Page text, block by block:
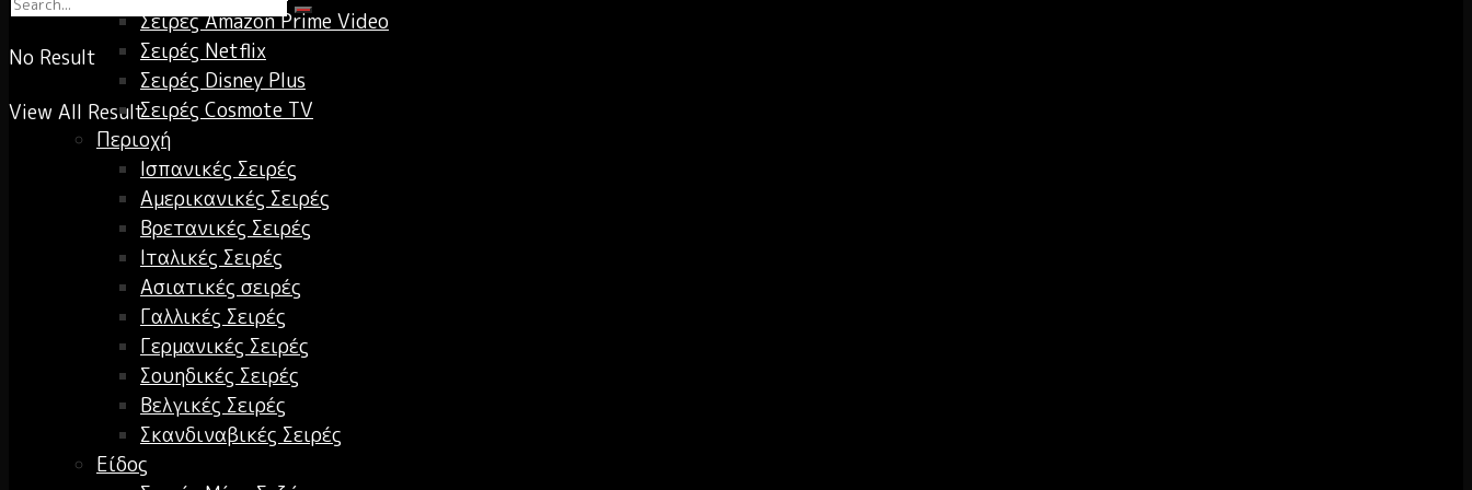
No Result
View All Result
Σειρές Amazon Prime Video
Σειρές Netflix
Σειρές Disney Plus
Σειρές Cosmote TV
Περιοχή
Ισπανικές Σειρές
Αμερικανικές Σειρές
Βρετανικές Σειρές
Ιταλικές Σειρές
Ασιατικές σειρές
Γαλλικές Σειρές
Γερμανικές Σειρές
Σουηδικές Σειρές
Βελγικές Σειρές
Σκανδιναβικές Σειρές
Είδος